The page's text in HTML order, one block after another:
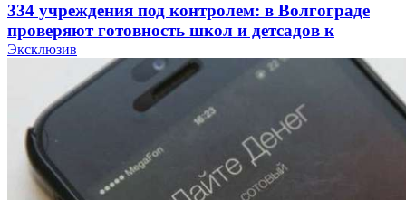
334 учреждения под контролем: в Волгограде
проверяют готовность школ и детсадов к
учебному году
Покушение на убийство в Волгограде: девушка
напала на незнакомую женщину с ножом
12:39
Эксклюзив